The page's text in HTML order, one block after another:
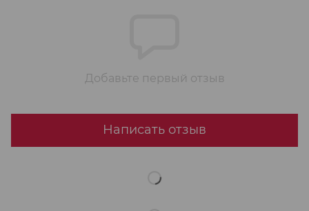
Добавьте первый отзыв
Написать отзыв